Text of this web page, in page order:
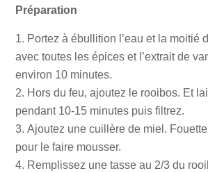
Préparation
Portez à ébullition l’eau et la moitié
avec toutes les épices et l’extrait de
environ 10 minutes.
Hors du feu, ajoutez le rooibos. Et
pendant 10-15 minutes puis filtrez.
Ajoutez une cuillère de miel.
pour le faire mousser.
Remplissez une tasse au 2/3 du